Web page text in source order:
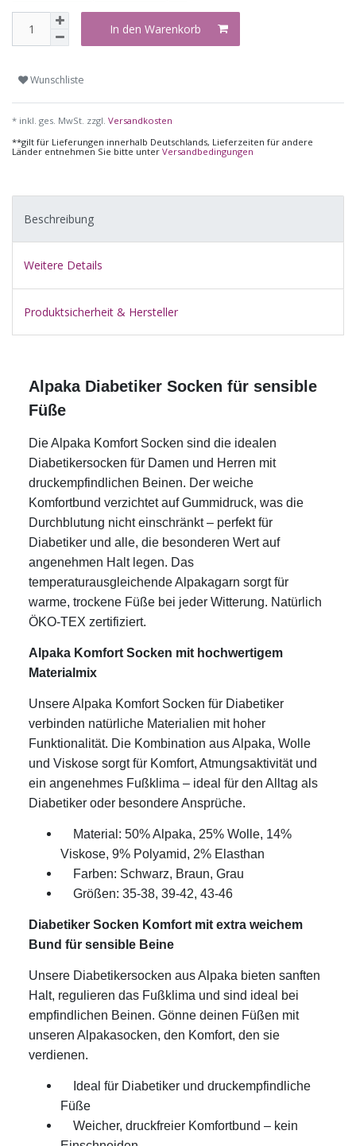
In den Warenkorb
Wunschliste
* inkl. ges. MwSt. zzgl. Versandkosten
**gilt für Lieferungen innerhalb Deutschlands, Lieferzeiten für andere
Länder entnehmen Sie bitte unter Versandbedingungen
Beschreibung
Weitere Details
Produktsicherheit & Hersteller
Alpaka Diabetiker Socken für sensible
Füße
Die Alpaka Komfort Socken sind die idealen
Diabetikersocken für Damen und Herren mit
druckempfindlichen Beinen. Der weiche
Komfortbund verzichtet auf Gummidruck, was die
Durchblutung nicht einschränkt – perfekt für
Diabetiker und alle, die besonderen Wert auf
angenehmen Halt legen. Das
temperaturausgleichende Alpakagarn sorgt für
warme, trockene Füße bei jeder Witterung. Natürlich
ÖKO-TEX zertifiziert.
Alpaka Komfort Socken mit hochwertigem
Materialmix
Unsere Alpaka Komfort Socken für Diabetiker
verbinden natürliche Materialien mit hoher
Funktionalität. Die Kombination aus Alpaka, Wolle
und Viskose sorgt für Komfort, Atmungsaktivität und
ein angenehmes Fußklima – ideal für den Alltag als
Diabetiker oder besondere Ansprüche.
Material: 50% Alpaka, 25% Wolle, 14%
Viskose, 9% Polyamid, 2% Elasthan
Farben: Schwarz, Braun, Grau
Größen: 35-38, 39-42, 43-46
Diabetiker Socken Komfort mit extra weichem
Bund für sensible Beine
Unsere Diabetikersocken aus Alpaka bieten sanften
Halt, regulieren das Fußklima und sind ideal bei
empfindlichen Beinen. Gönne deinen Füßen mit
unseren Alpakasocken, den Komfort, den sie
verdienen.
Ideal für Diabetiker und druckempfindliche
Füße
Weicher, druckfreier Komfortbund – kein